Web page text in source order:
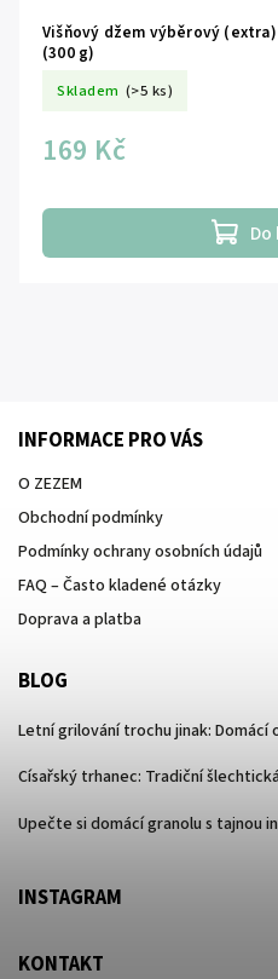
Višňový džem výběrový
(300 g)
Skladem (>5 ks)
169 Kč
INFORMACE PRO VÁS
O ZEZEM
Obchodní podmínky
Podmínky ochrany osobních údajů
FAQ – Často kladené otázky
Doprava a platba
BLOG
Letní grilování trochu jinak: Domácí
Císařský trhanec: Tradiční
Upečte si domácí granolu s tajnou
INSTAGRAM
KONTAKT